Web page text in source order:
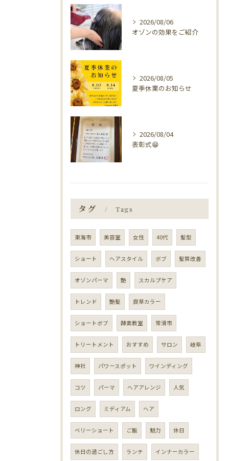
2026/08/06
オゾンの効果をご紹介
2026/08/05
夏季休業のお知らせ
2026/08/04
表彰式😁
タグ Tags
東海市 美容室 女性 40代 髪型
ショート ヘアスタイル ボブ 髪質改善
オゾンパーマ 艶 スカルプケア
トレンド 艶髪 良草カラー
ショートボブ 酵素教室 常滑市
トリートメント おすすめ サロン 岐阜
神社 パワースポット ワインディング
コツ パーマ ヘアアレンジ 人気
ロング ミディアム ヘア
ベリーショート ご飯 魅力 休日
休日の過ごし方 ランチ インナーカラー